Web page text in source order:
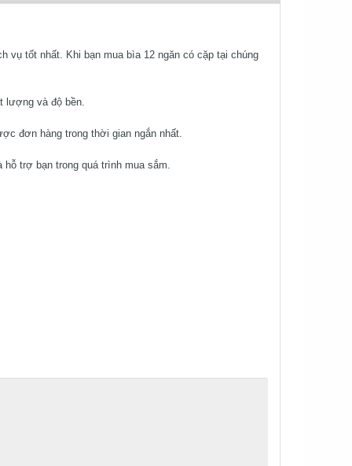
vụ tốt nhất. Khi bạn mua bìa 12 ngăn có cặp tại chúng
lượng và độ bền.
đơn hàng trong thời gian ngắn nhất.
trợ bạn trong quá trình mua sắm.